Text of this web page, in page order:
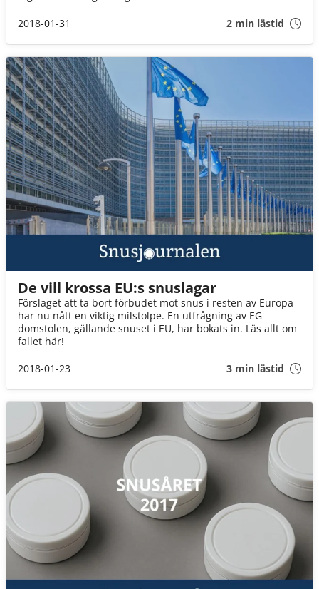
2018-01-31
2 min lästid
De vill krossa EU:s snuslagar
Förslaget att ta bort förbudet mot snus i resten av Europa
har nu nått en viktig milstolpe. En utfrågning av EG-
domstolen, gällande snuset i EU, har bokats in. Läs allt om
fallet här!
2018-01-23
3 min lästid